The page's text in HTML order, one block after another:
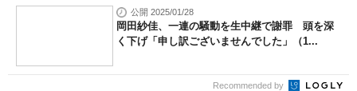
公開 2025/01/28
岡田紗佳、一連の騒動を生中継で謝罪 頭を深
く下げ「申し訳ございませんでした」（1...
Recommended by